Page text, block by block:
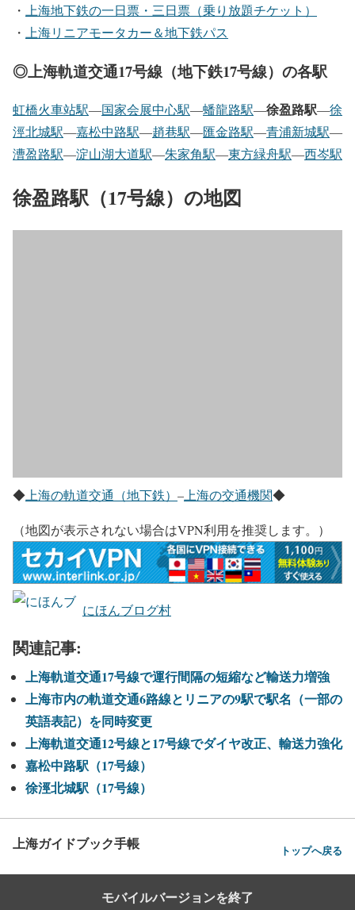
・
上海地下鉄の一日票・三日票（乗り放題チケット）
・
上海リニアモータカー＆地下鉄パス
◎上海軌道交通17号線（地下鉄17号線）の各駅
虹橋火車站駅―国家会展中心駅―蟠龍路駅―徐盈路駅―徐
涇北城駅―嘉松中路駅―趙巷駅―匯金路駅―青浦新城駅―
漕盈路駅―淀山湖大道駅―朱家角駅―東方緑舟駅―西岑駅
徐盈路駅（17号線）の地図
◆上海の軌道交通（地下鉄） –上海の交通機関◆
（地図が表示されない場合はVPN利用を推奨します。）
にほんブログ村
関連記事:
上海軌道交通17号線で運行間隔の短縮など輸送力増強
上海市内の軌道交通6路線とリニアの9駅で駅名（一部の
英語表記）を同時変更
上海軌道交通12号線と17号線でダイヤ改正、輸送力強化
嘉松中路駅（17号線）
徐涇北城駅（17号線）
上海ガイドブック手帳 トップへ戻る
モバイルバージョンを終了